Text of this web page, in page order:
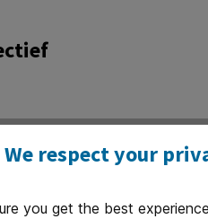
We respect your
you get the best